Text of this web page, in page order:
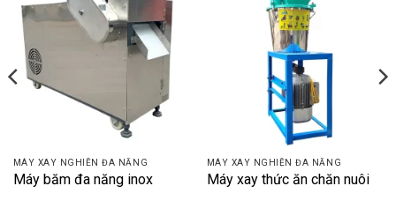
MÁY XAY NGHIỀN ĐA NĂNG
Máy băm đa năng inox
MÁY XAY NGHIỀN ĐA NĂNG
Máy xay thức ăn chăn nuôi